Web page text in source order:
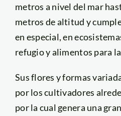
metros a nivel del mar
metros de altitud y
en especial, en
refugio y alimentos para
Sus flores y formas
por los cultivadores
por la cual genera una